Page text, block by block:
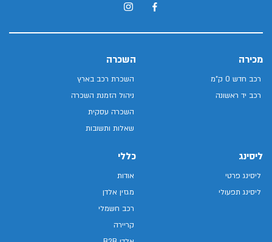
מכירה
רכב חדש 0 ק"מ
רכב יד ראשונה
השכרה
השכרת רכב בארץ
ניהול הזמנת השכרה
השכרה עסקית
שאלות ותשובות
ליסינג
ליסינג פרטי
ליסינג תפעולי
כללי
אודות
מגזין אלדן
רכב חשמלי
קריירה